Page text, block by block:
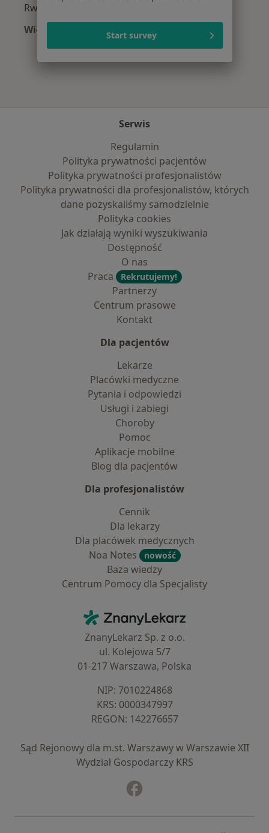
Rwa kulszowa w Bolesławcu
Więcej (15)
Więcej w kategorii: Najczęście leczone
Serwis
Regulamin
Polityka prywatności pacjentów
Polityka prywatności profesjonalistów
Polityka prywatności dla profesjonalistów, których
dane pozyskaliśmy samodzielnie
Polityka cookies
Jak działają wyniki wyszukiwania
Dostępność
O nas
Praca
Rekrutujemy!
Partnerzy
Centrum prasowe
Kontakt
Dla pacjentów
Lekarze
Placówki medyczne
Pytania i odpowiedzi
Usługi i zabiegi
Choroby
Pomoc
Aplikacje mobilne
Blog dla pacjentów
Dla profesjonalistów
Cennik
Dla lekarzy
Dla placówek medycznych
Noa Notes
nowość
Baza wiedzy
Centrum Pomocy dla Specjalisty
ZnanyLekarz - Strona główna
ZnanyLekarz Sp. z o.o.
ul. Kolejowa 5/7
01-217 Warszawa, Polska
NIP: ⁠7010224868
KRS: ⁠0000347997
REGON: ⁠142276657
Sąd Rejonowy dla m.st. Warszawy w Warszawie XII
Wydział Gospodarczy KRS
Start survey